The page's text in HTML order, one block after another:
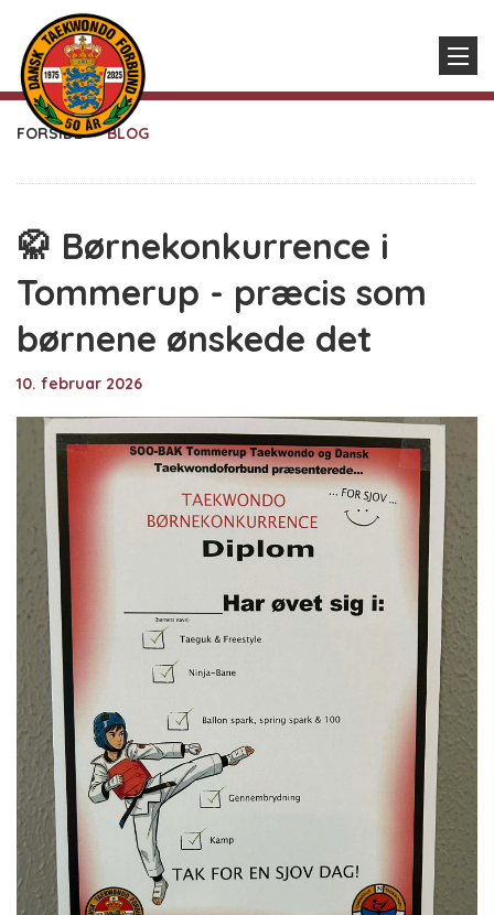
FORSIDE BLOG
🥋 Børnekonkurrence i
Tommerup - præcis som
børnene ønskede det
10. februar 2026